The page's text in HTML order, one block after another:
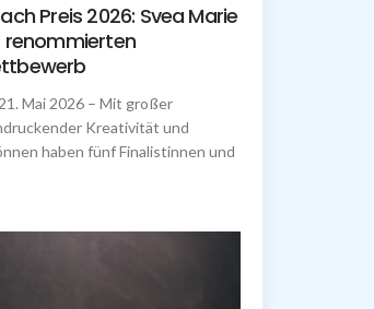
Preis 2026: Svea Marie
renommierten
Mai 2026 – Mit großer
Kreativität und
haben fünf Finalistinnen und